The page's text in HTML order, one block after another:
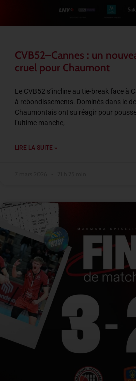
CVB52–Cannes : un
cruel pour Chaumont
Le CVB52 s’incline au tie-break face à
à rebondissements. Dominés dans le
Chaumontais ont su réagir pour
l’ultime manche,
LIRE LA SUITE »